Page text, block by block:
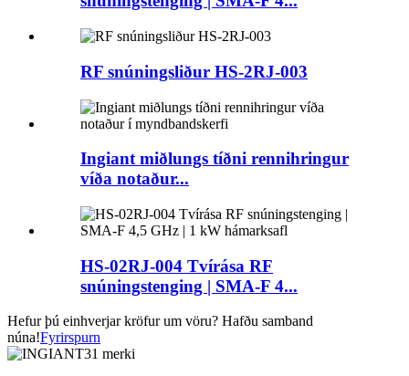
RF snúningsliður HS-2RJ-003
Ingiant miðlungs tíðni rennihringur
víða notaður...
HS-02RJ-004 Tvírása RF
snúningstenging | SMA-F 4...
Hefur þú einhverjar kröfur um vöru? Hafðu samband
núna!Fyrirspurn